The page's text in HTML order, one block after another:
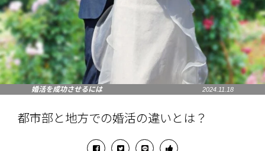
婚活を成功させるには 2024.11.18
都市部と地方での婚活の違いとは？